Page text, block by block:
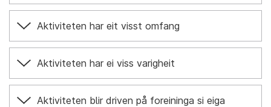
Aktiviteten har eit visst omfang
Aktiviteten har ei viss varigheit
Aktiviteten blir driven på foreininga si eiga